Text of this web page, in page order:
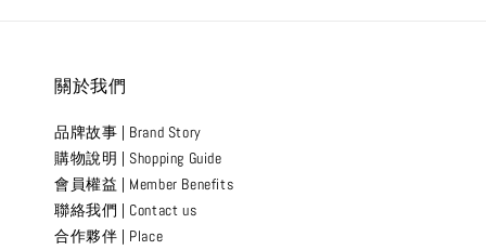
關於我們
品牌故事 | Brand Story
購物說明 | Shopping Guide
會員權益 | Member Benefits
聯絡我們 | Contact us
合作夥伴 | Place